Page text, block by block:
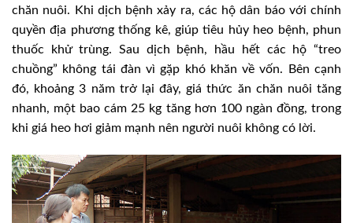
chăn nuôi. Khi dịch bệnh xảy ra, các hộ dân báo với chính
quyền địa phương thống kê, giúp tiêu hủy heo bệnh, phun
thuốc khử trùng. Sau dịch bệnh, hầu hết các hộ “treo
chuồng” không tái đàn vì gặp khó khăn về vốn. Bên cạnh
đó, khoảng 3 năm trở lại đây, giá thức ăn chăn nuôi tăng
nhanh, một bao cám 25 kg tăng hơn 100 ngàn đồng, trong
khi giá heo hơi giảm mạnh nên người nuôi không có lời.